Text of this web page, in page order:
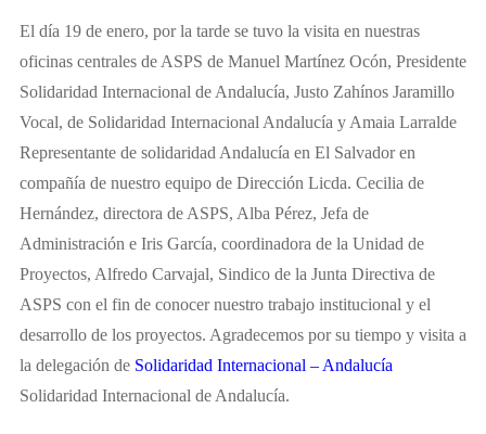
El día 19 de enero, por la tarde se tuvo la visita en nuestras
oficinas centrales de ASPS de Manuel Martínez Ocón, Presidente
Solidaridad Internacional de Andalucía, Justo Zahínos Jaramillo
Vocal, de Solidaridad Internacional Andalucía y Amaia Larralde
Representante de solidaridad Andalucía en El Salvador en
compañía de nuestro equipo de Dirección Licda. Cecilia de
Hernández, directora de ASPS, Alba Pérez, Jefa de
Administración e Iris García, coordinadora de la Unidad de
Proyectos, Alfredo Carvajal, Sindico de la Junta Directiva de
ASPS con el fin de conocer nuestro trabajo institucional y el
desarrollo de los proyectos. Agradecemos por su tiempo y visita a
la delegación de Solidaridad Internacional – Andalucía
Solidaridad Internacional de Andalucía.